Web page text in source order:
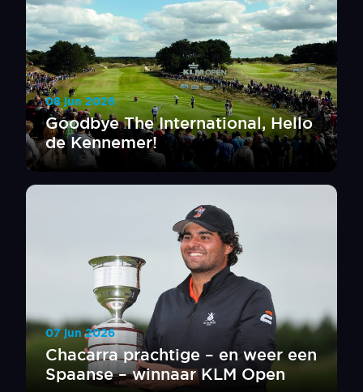
Goodbye The International, Hello
de Kennemer!
08 jun 2026
Chacarra prachtige – en weer een
Spaanse – winnaar KLM Open
07 jun 2026